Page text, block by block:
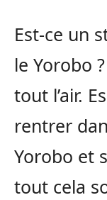
Est-ce un
le Yorobo
tout l’air.
rentrer
Yorobo et
tout cela